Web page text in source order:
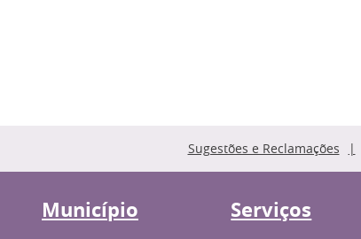
Sugestões e Reclamações
Município Serviços